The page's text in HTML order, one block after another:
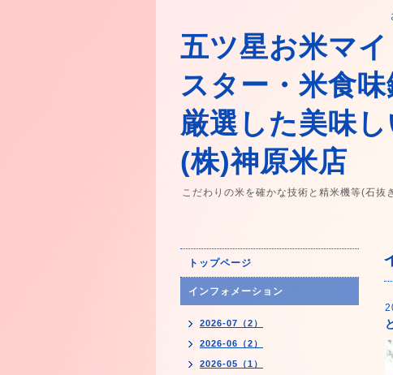
五ツ星お米マイ
スター・米食
厳選した美味
(株)神原米店
こだわりの米を確かな技術と精米機等(石
トップページ
インフォメーション
2026-07（2）
2026-06（2）
2026-05（1）